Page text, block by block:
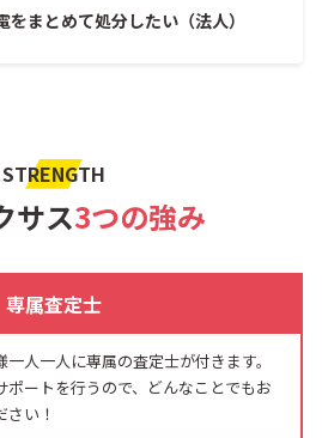
まとめて処分したい（法人）
STRENGTH
サス3つの強み
専属査定士
人一人に専属の査定士が付きます。
ポートを行うので、どんなことでもお
い！